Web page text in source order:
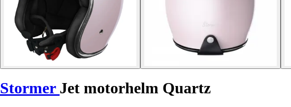
Stormer Jet motorhelm Quartz